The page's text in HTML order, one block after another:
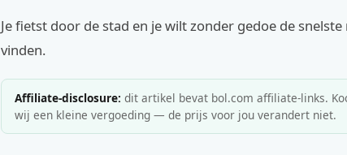
Je fietst door de stad en je wilt zonder gedoe de
vinden.
Affiliate-disclosure: dit artikel bevat bol.com affiliate-links.
wij een kleine vergoeding — de prijs voor jou verandert niet.